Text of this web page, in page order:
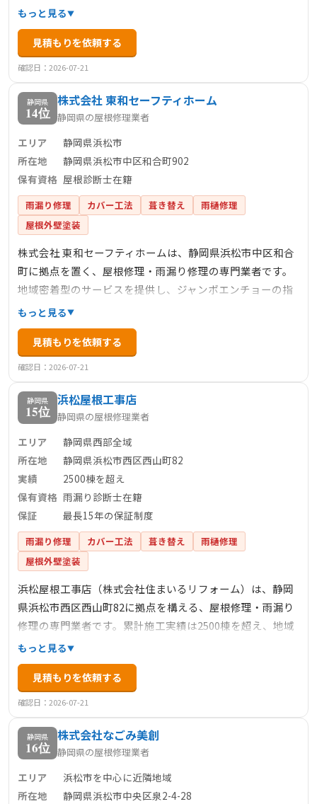
置など、幅広いサービスを提供しています。国家資格を持
つ職人が在籍し、確かな技術力と丁寧な対応で多くの顧客
から信頼を得ています。また、施工後のアフターサービス
も充実しており、安心して任せられる地元密着型の信頼企
業です。
もっと見る
見積もりを依頼する
確認日：2026-07-21
静岡県
14位
株式会社 東和セーフティホーム
静岡県の屋根修理業者
エリア
静岡県浜松市
所在地
静岡県浜松市中区和合町902
保有資格 屋根診断士在籍
雨漏り修理 カバー工法 葺き替え
雨樋修理
屋根外壁塗装
株式会社 東和セーフティホームは、静岡県浜松市中区和合
町に拠点を置く、屋根修理・雨漏り修理の専門業者です。
地域密着型のサービスを提供し、ジャンボエンチョーの指
定工事業者としても信頼を得ています。屋根診断士が在籍
し、無料相談や適正価格での施工を約束しています。自社
の職人が施工を担当し、丁寧な対応と高品質な仕上がりが
特長です。また、定期的に相談会を開催し、地域住民の住
まいの悩みに寄り添っています。浜松市周辺で信頼できる
屋根修理業者をお探しの方におすすめの一社です。
もっと見る
見積もりを依頼する
確認日：2026-07-21
静岡県
15位
浜松屋根工事店
静岡県の屋根修理業者
エリア
静岡県西部全域
所在地
静岡県浜松市西区西山町82
実績
2500棟を超え
保有資格 雨漏り診断士在籍
保証
最長15年の保証制度
雨漏り修理 カバー工法 葺き替え
雨樋修理
屋根外壁塗装
浜松屋根工事店（株式会社住まいるリフォーム）は、静岡
県浜松市西区西山町82に拠点を構える、屋根修理・雨漏り
修理の専門業者です。累計施工実績は2500棟を超え、地域
密着型のサービスで多くの信頼を得ています。雨漏り診断
士が在籍し、即日対応可能な雨漏り修理や、火災保険を活
用した工事費の軽減など、顧客のニーズに応じた柔軟な対
応が特長です。また、最長15年の保証制度や定期訪問サポ
ートも充実しており、施工後も安心して任せられます。浜
松市周辺で信頼できる屋根修理業者をお探しの方におすす
めの一社です。
もっと見る
見積もりを依頼する
確認日：2026-07-21
静岡県
16位
株式会社なごみ美創
静岡県の屋根修理業者
エリア
浜松市を中心に近隣地域
所在地
静岡県浜松市中央区泉2-4-28